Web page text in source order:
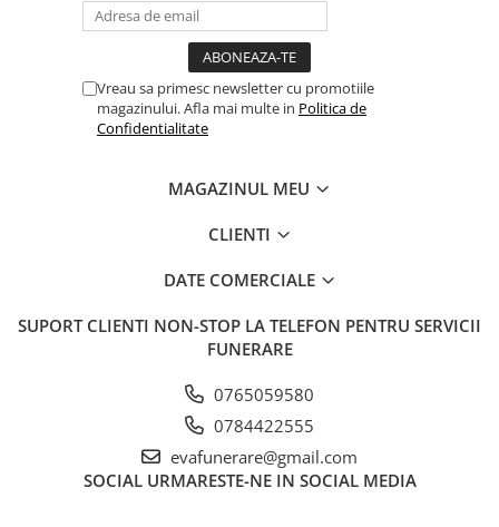
Vreau sa primesc newsletter cu promotiile
magazinului. Afla mai multe in Politica de
Confidentialitate
MAGAZINUL MEU
CLIENTI
DATE COMERCIALE
SUPORT CLIENTI NON-STOP LA TELEFON PENTRU SERVICII
FUNERARE
0765059580
0784422555
evafunerare@gmail.com
SOCIAL URMARESTE-NE IN SOCIAL MEDIA